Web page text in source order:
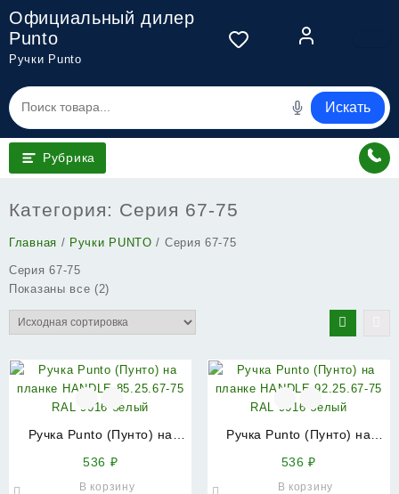
Перейти
содержимому
Официальный дилер
Punto
Ручки Punto
Искать
Рубрика
Категория: Серия 67-75
Главная / Ручки PUNTO / Серия 67-75
Серия 67-75
Показаны все (2)
Ручка Punto (Пунто) на
RAL 9016 белый
536 ₽
В корзину
Ручка Punto (Пунто) на
RAL 9016 белый
536₽
В корзину